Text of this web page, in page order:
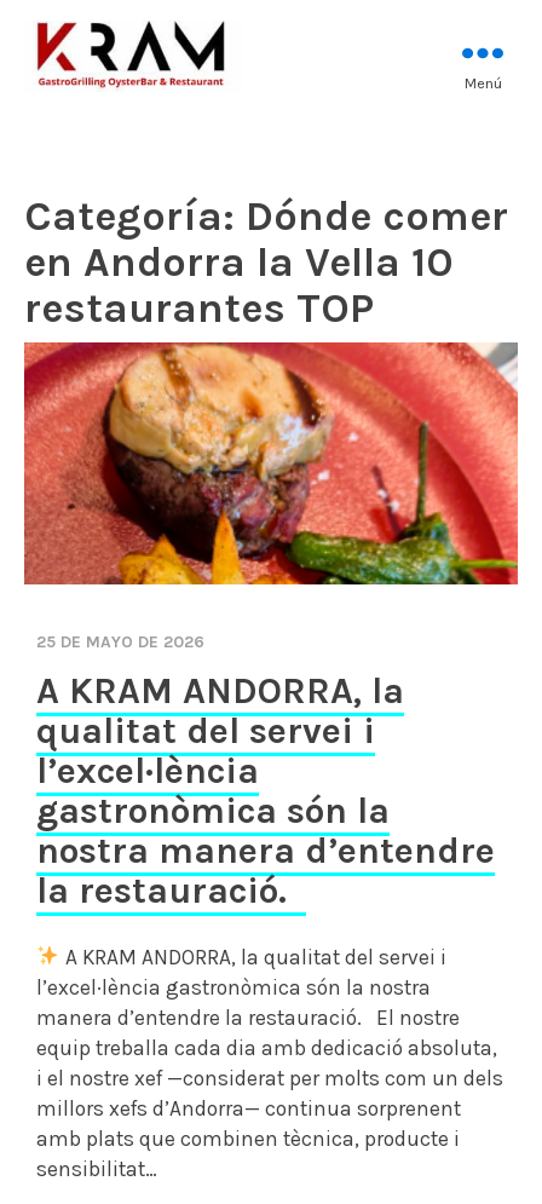
Los mejores pescados, mariscos y
Menú
Categoría: Dónde comer
en Andorra la Vella 10
restaurantes TOP
25 DE MAYO DE 2026
A KRAM ANDORRA, la
qualitat del servei i
l’excel·lència
gastronòmica són la
nostra manera d’entendre
la restauració.
A KRAM ANDORRA, la qualitat del servei i
l’excel·lència gastronòmica són la nostra
manera d’entendre la restauració. El nostre
equip treballa cada dia amb dedicació absoluta,
i el nostre xef —considerat per molts com un dels
millors xefs d’Andorra— continua sorprenent
amb plats que combinen tècnica, producte i
sensibilitat…